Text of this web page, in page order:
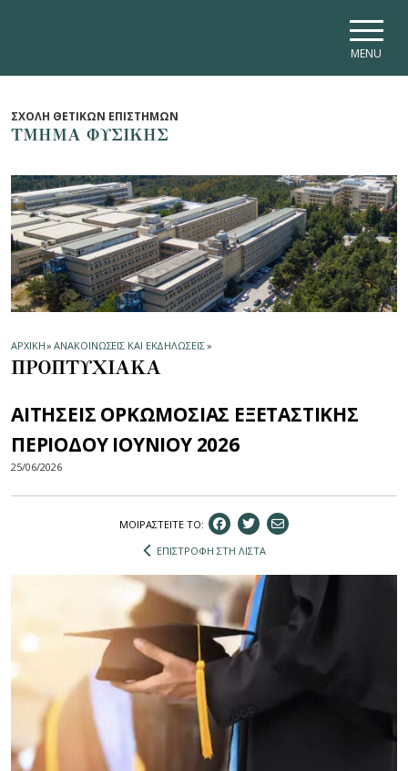
MENU
ΣΧΟΛΗ ΘΕΤΙΚΩΝ ΕΠΙΣΤΗΜΩΝ
ΤΜΗΜΑ ΦΥΣΙΚΗΣ
ΑΡΧΙΚΗ» ΑΝΑΚΟΙΝΩΣΕΙΣ ΚΑΙ ΕΚΔΗΛΩΣΕΙΣ»
ΠΡΟΠΤΥΧΙΑΚΑ
ΑΙΤΗΣΕΙΣ ΟΡΚΩΜΟΣΙΑΣ ΕΞΕΤΑΣΤΙΚΗΣ
ΠΕΡΙΟΔΟΥ ΙΟΥΝΙΟΥ 2026
25/06/2026
ΜΟΙΡΑΣΤEIΤΕ ΤΟ:
ΕΠΙΣΤΡΟΦΗ ΣΤΗ ΛΙΣΤΑ